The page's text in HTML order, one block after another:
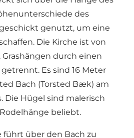
des
genutzt, um eine
Die Kirche ist von
durch einen
Es sind 16 Meter
Bach (Torsted Bæk) am
Die Hügel sind malerisch
beliebt.
führt über den Bach zu